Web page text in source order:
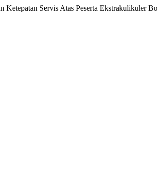
Ketepatan Servis Atas Peserta Ekstrakulikuler